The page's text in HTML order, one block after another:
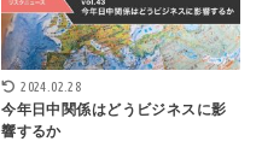
2024.02.28
今年日中関係はどうビジネスに影
響するか